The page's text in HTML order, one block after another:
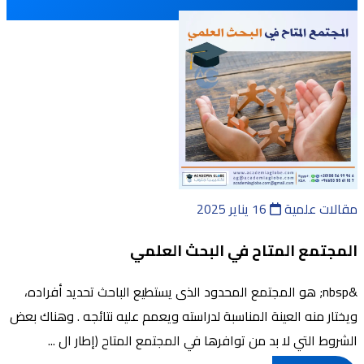
مقالات علمية
المجتمع المتاح في البحث العلمي
&nbsp; هو المجتمع المحدود الذى يستطيع الباحث تحديد أفراده،
ويختار منه العينة المناسبة لدراسته ويعمم عليه نتائجه . وهناك بعض
الشروط التي لا بد من توافرها في المجتمع المتاح (إطار ال ...